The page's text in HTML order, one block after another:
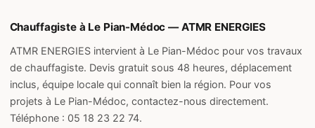
Chauffagiste à Le Pian-Médoc — ATMR ENERGIES
ATMR ENERGIES intervient à Le Pian-Médoc pour vos travaux
de chauffagiste. Devis gratuit sous 48 heures, déplacement
inclus, équipe locale qui connaît bien la région. Pour vos
projets à Le Pian-Médoc, contactez-nous directement.
Téléphone : 05 18 23 22 74.